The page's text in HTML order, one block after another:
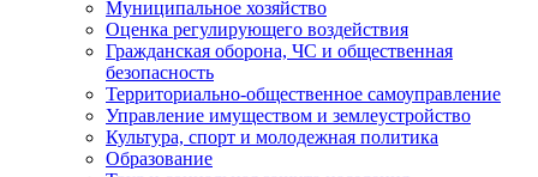
Муниципальное хозяйство
Оценка регулирующего воздействия
Гражданская оборона, ЧС и общественная
безопасность
Территориально-общественное самоуправление
Управление имуществом и землеустройство
Культура, спорт и молодежная политика
Образование